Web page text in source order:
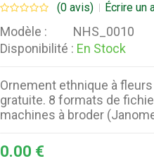
(0 avis) Écrire un
Modèle :
NHS_0010
Disponibilité : En Stock
Ornement ethnique à
gratuite. 8 formats de
machines à broder
0.00 €